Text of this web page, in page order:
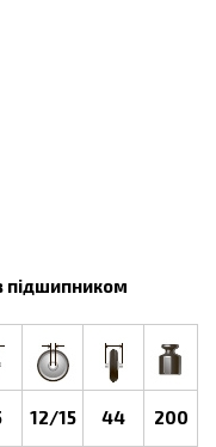
підшипником
12/15 44 200